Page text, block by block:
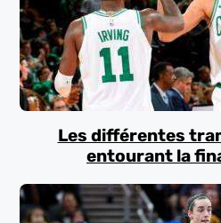
Les différentes
entourant la